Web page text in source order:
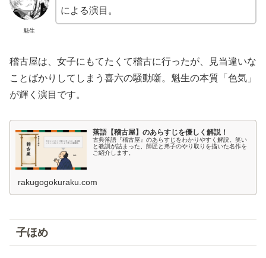
魁生
による演目。
稽古屋は、女子にもてたくて稽古に行ったが、見当違いな
ことばかりしてしまう喜六の騒動噺。魁生の本質「色気」
が輝く演目です。
落語【稽古屋】のあらすじを優しく解説！
古典落語『稽古屋』のあらすじをわかりやすく解説。笑い
と教訓が詰まった、師匠と弟子のやり取りを描いた名作を
ご紹介します。
rakugogokuraku.com
子ほめ